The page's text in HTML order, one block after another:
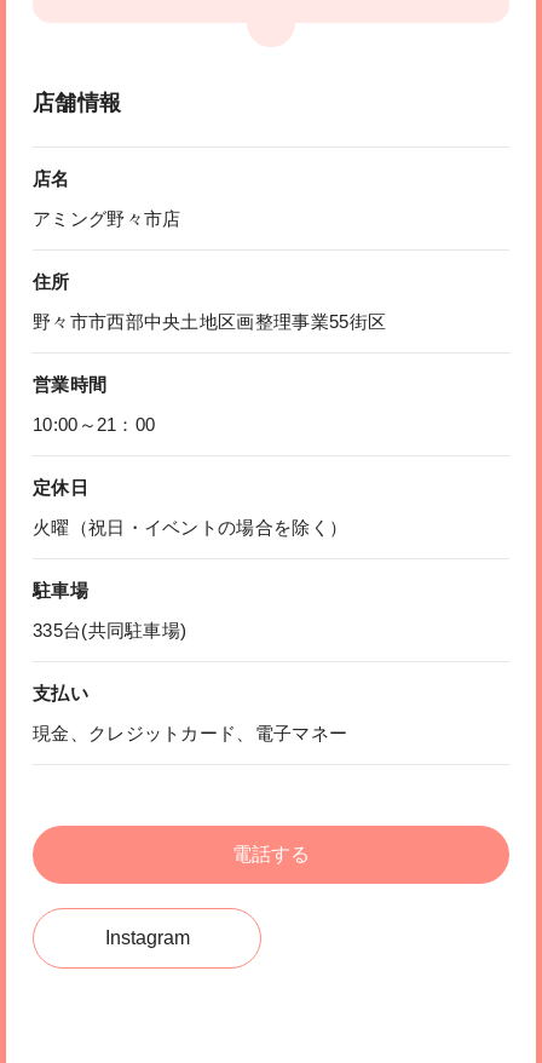
店舗情報
店名
アミング野々市店
住所
野々市市西部中央土地区画整理事業55街区
営業時間
10:00～21：00
定休日
火曜（祝日・イベントの場合を除く）
駐車場
335台(共同駐車場)
支払い
現金、クレジットカード、電子マネー
電話する
Instagram